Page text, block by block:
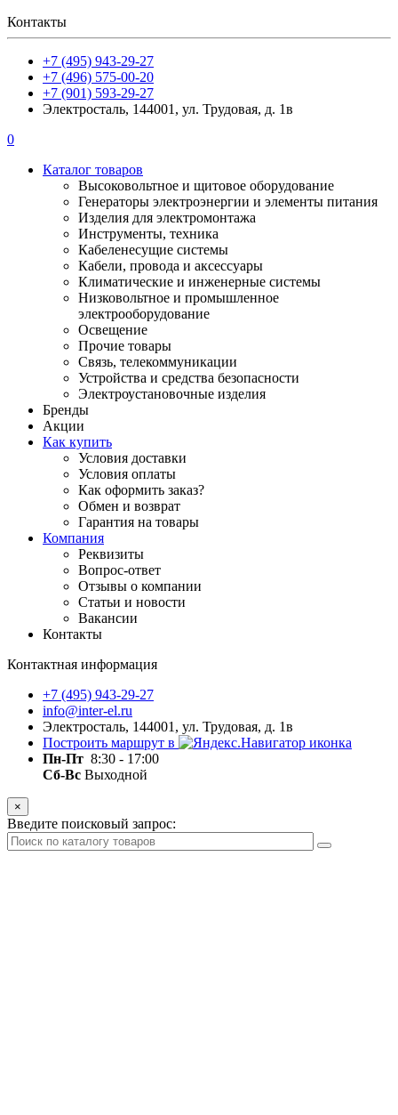
Контакты
+7 (495) 943-29-27
+7 (496) 575-00-20
+7 (901) 593-29-27
Электросталь, 144001, ул. Трудовая, д. 1в
0
Каталог товаров
Высоковольтное и щитовое оборудование
Генераторы электроэнергии и элементы питания
Изделия для электромонтажа
Инструменты, техника
Кабеленесущие системы
Кабели, провода и аксессуары
Климатические и инженерные системы
Низковольтное и промышленное
электрооборудование
Освещение
Прочие товары
Связь, телекоммуникации
Устройства и средства безопасности
Электроустановочные изделия
Бренды
Акции
Как купить
Условия доставки
Условия оплаты
Как оформить заказ?
Обмен и возврат
Гарантия на товары
Компания
Реквизиты
Вопрос-ответ
Отзывы о компании
Статьи и новости
Вакансии
Контакты
Контактная информация
+7 (495) 943-29-27
info@inter-el.ru
Электросталь, 144001, ул. Трудовая, д. 1в
Построить маршрут в
Пн-Пт 8:30 - 17:00
Сб-Вс Выходной
×
Введите поисковый запрос: